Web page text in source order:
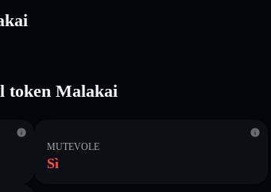
token Malakai
MUTEVOLE
Sì